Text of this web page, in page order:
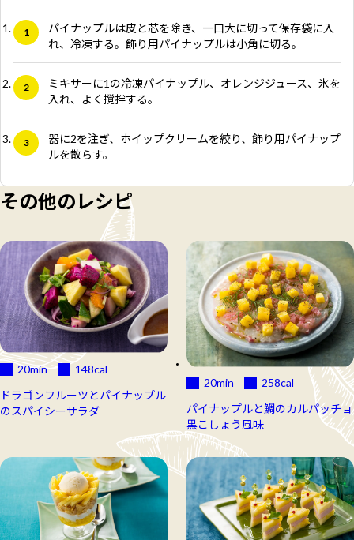
パイナップルは皮と芯を除き、一口大に切って保存袋に入
れ、冷凍する。飾り用パイナップルは小角に切る。
ミキサーに1の冷凍パイナップル、オレンジジュース、氷を
入れ、よく撹拌する。
器に2を注ぎ、ホイップクリームを絞り、飾り用パイナップ
ルを散らす。
その他のレシピ
20min 148cal
ドラゴンフルーツとパイナップル
のスパイシーサラダ
20min 258cal
パイナップルと鯛のカルパッチョ
黒こしょう風味